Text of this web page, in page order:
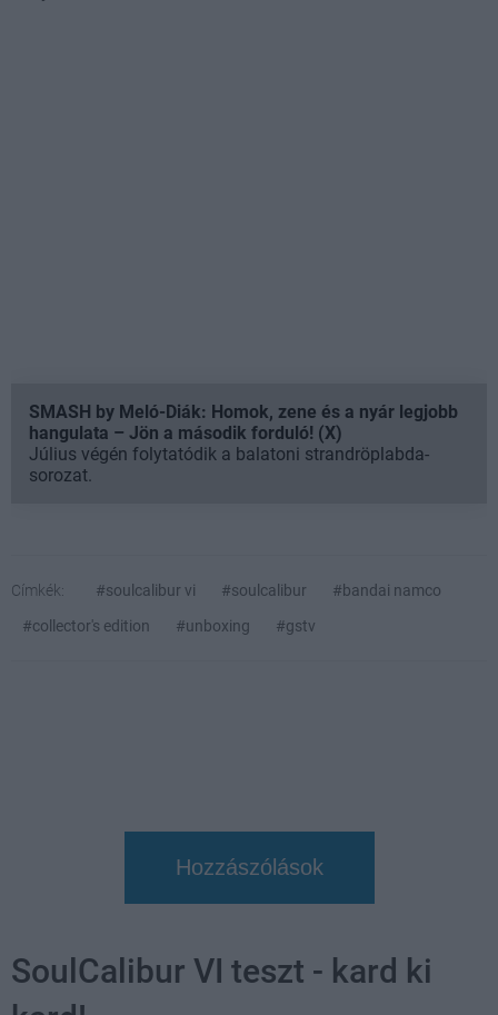
SMASH by Meló-Diák: Homok, zene és a nyár legjobb
hangulata – Jön a második forduló! (X)
Július végén folytatódik a balatoni strandröplabda-
sorozat.
Címkék: #soulcalibur vi #soulcalibur
#bandai namco
#collector's edition
#unboxing #gstv
Hozzászólások
SoulCalibur VI teszt - kard ki